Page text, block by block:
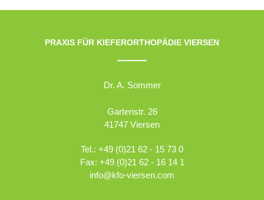
PRAXIS FÜR KIEFERORTHOPÄDIE VIERSEN
Dr. A. Sommer
Gartenstr. 26
41747 Viersen
Tel.: +49 (0)21 62 - 15 73 0
Fax: +49 (0)21 62 - 16 14 1
info@kfo-viersen.com